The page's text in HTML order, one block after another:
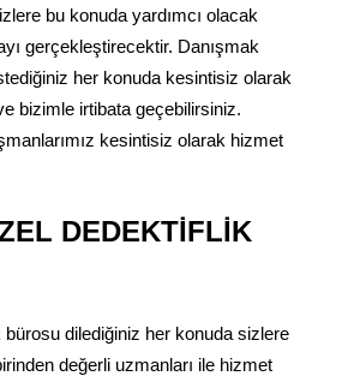
bu konuda yardımcı olacak
gerçekleştirecektir. Danışmak
her konuda kesintisiz olarak
bizimle irtibata geçebilirsiniz.
kesintisiz olarak hizmet
DEDEKTİFLİK
dilediğiniz her konuda sizlere
değerli uzmanları ile hizmet